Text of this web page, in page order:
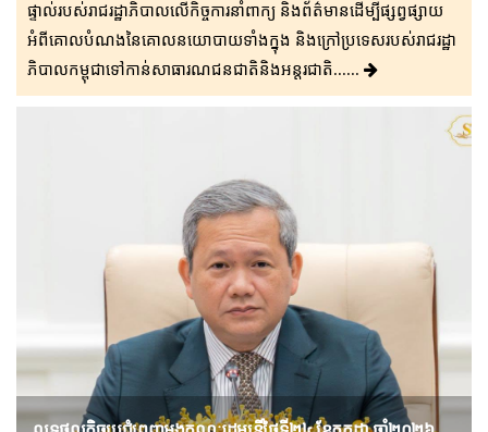
ផ្ទាល់​របស់រាជរដ្ឋាភិ​បា​ល​លើ​កិច្ចការ​នាំពាក្យ និងព័ត៌មាន​ដើម្បីផ្សព្វ​ផ្សាយ​​
អំពីគោលបំណងនៃគោល​នយោបាយទាំងក្នុង និងក្រៅ​ប្រទេ​​ស​របស់រាជរដ្ឋា​
ភិ​បា​ល​កម្ពុជាទៅកាន់សាធារណជនជាតិនិងអន្តរជាតិ......